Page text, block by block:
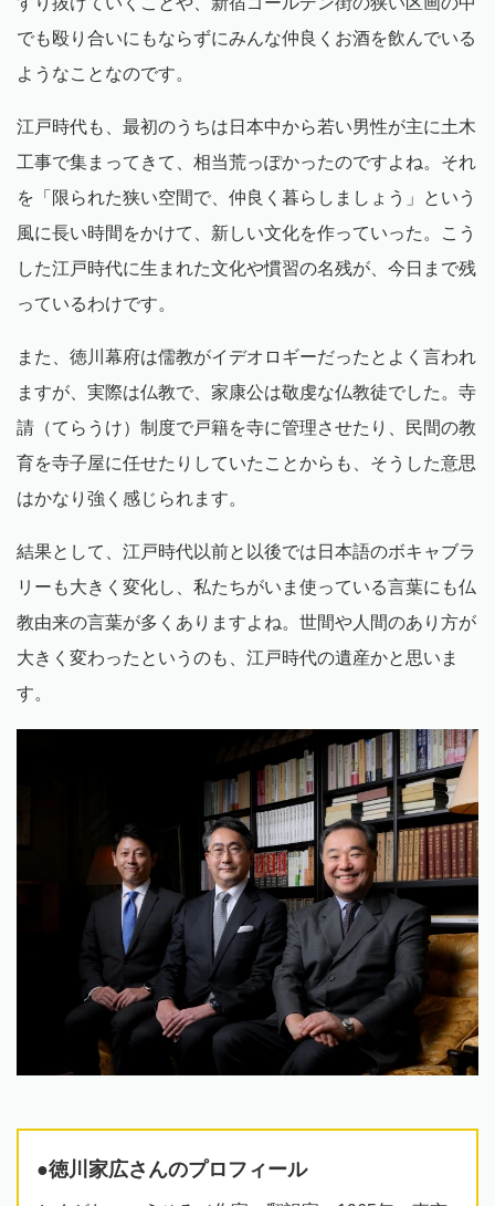
でも殴り合いにもならずにみんな仲良くお酒を飲んでいる
ようなことなのです。
江戸時代も、最初のうちは日本中から若い男性が主に土木
工事で集まってきて、相当荒っぽかったのですよね。それ
を「限られた狭い空間で、仲良く暮らしましょう」という
風に長い時間をかけて、新しい文化を作っていった。こう
した江戸時代に生まれた文化や慣習の名残が、今日まで残
っているわけです。
また、徳川幕府は儒教がイデオロギーだったとよく言われ
ますが、実際は仏教で、家康公は敬虔な仏教徒でした。寺
請（てらうけ）制度で戸籍を寺に管理させたり、民間の教
育を寺子屋に任せたりしていたことからも、そうした意思
はかなり強く感じられます。
結果として、江戸時代以前と以後では日本語のボキャブラ
リーも大きく変化し、私たちがいま使っている言葉にも仏
教由来の言葉が多くありますよね。世間や人間のあり方が
大きく変わったというのも、江戸時代の遺産かと思いま
す。
●徳川家広さんのプロフィール